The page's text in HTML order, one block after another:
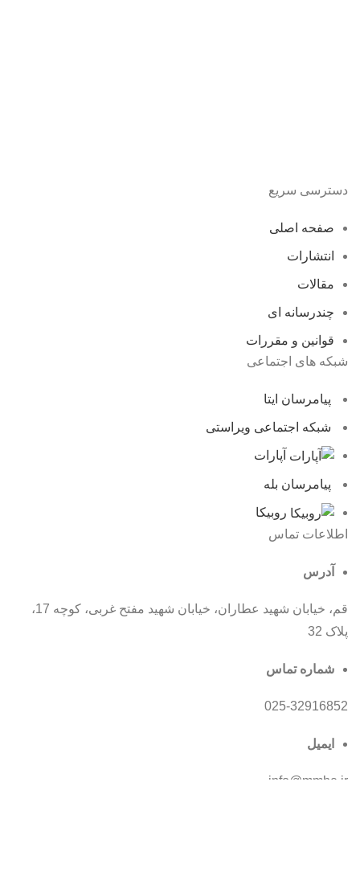
دسترسی سریع
صفحه اصلی
انتشارات
مقالات
چندرسانه ای
قوانین و مقررات
شبکه های اجتماعی
پیامرسان ایتا
شبکه اجتماعی ویراستی
آپارات
پیامرسان بله
روبیکا
اطلاعات تماس
آدرس
قم، خیابان شهید عطاران، خیابان شهید مفتح غربی، کوچه 17،
پلاک 32
شماره تماس
025-32916852
ایمیل
info@mmhe.ir